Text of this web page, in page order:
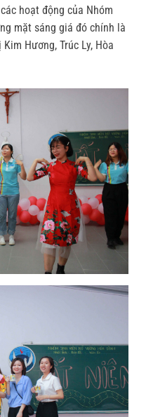
hoạt động của Nhóm
mặt sáng giá đó chính là
Hương, Trúc Ly, Hòa